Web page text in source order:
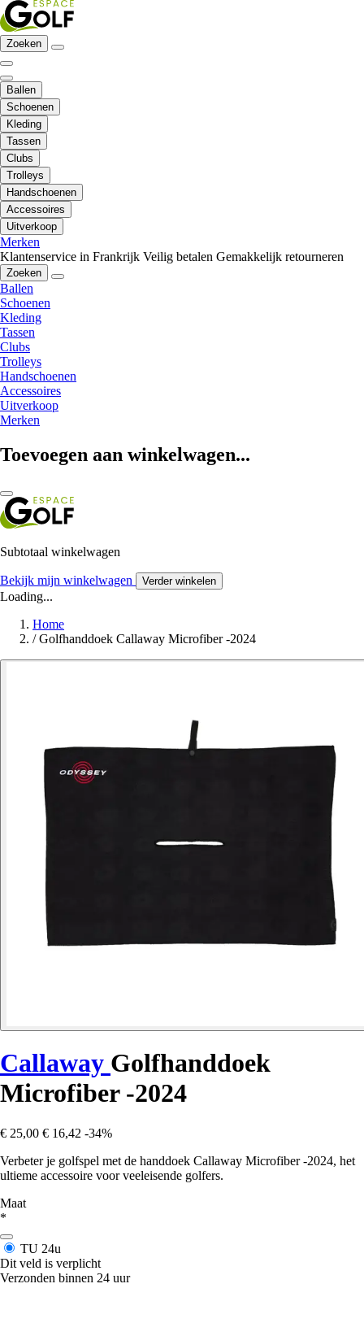
Zoeken
Ballen
Schoenen
Kleding
Tassen
Clubs
Trolleys
Handschoenen
Accessoires
Uitverkoop
Merken
Klantenservice in Frankrijk Veilig betalen Gemakkelijk retourneren
Zoeken
Ballen
Schoenen
Kleding
Tassen
Clubs
Trolleys
Handschoenen
Accessoires
Uitverkoop
Merken
Toevoegen aan winkelwagen...
Subtotaal winkelwagen
Bekijk mijn winkelwagen Verder winkelen
Loading...
Home
/ Golfhanddoek Callaway Microfiber -2024
Callaway Golfhanddoek
Microfiber -2024
€ 25,00 € 16,42 -34%
Verbeter je golfspel met de handdoek Callaway Microfiber -2024, het
ultieme accessoire voor veeleisende golfers.
Maat
*
TU 24u
Dit veld is verplicht
Verzonden binnen 24 uur